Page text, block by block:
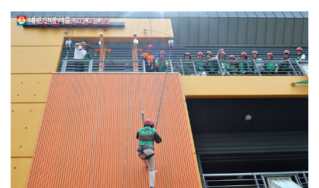
털 R
L
사
유
하
기
크
게
변
경
하
기
작
게
변
경
하
기